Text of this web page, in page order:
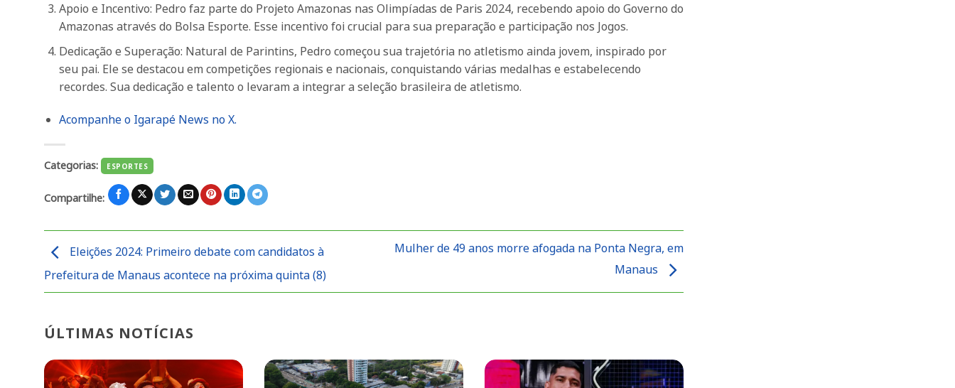
Apoio e Incentivo: Pedro faz parte do Projeto Amazonas nas Olimpíadas de Paris 2024, recebendo apoio do Governo do
Amazonas através do Bolsa Esporte. Esse incentivo foi crucial para sua preparação e participação nos Jogos.
Dedicação e Superação: Natural de Parintins, Pedro começou sua trajetória no atletismo ainda jovem, inspirado por
seu pai. Ele se destacou em competições regionais e nacionais, conquistando várias medalhas e estabelecendo
recordes. Sua dedicação e talento o levaram a integrar a seleção brasileira de atletismo.
Acompanhe o Igarapé News no X.
Categorias: ESPORTES
Compartilhe:
Eleições 2024: Primeiro debate com candidatos à
Prefeitura de Manaus acontece na próxima quinta (8)
Mulher de 49 anos morre afogada na Ponta Negra, em
Manaus
ÚLTIMAS NOTÍCIAS